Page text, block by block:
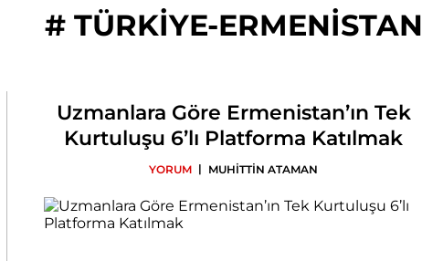
# TÜRKİYE-ERMENİSTAN
Uzmanlara Göre Ermenistan’ın Tek
Kurtuluşu 6’lı Platforma Katılmak
YORUM | MUHİTTİN ATAMAN